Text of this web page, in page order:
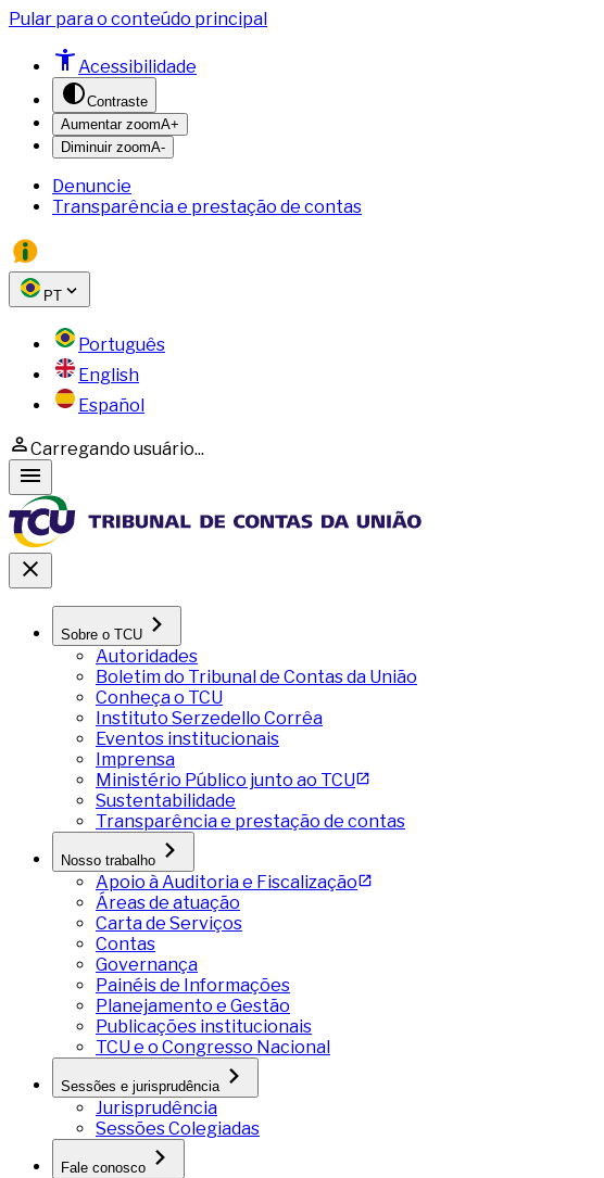
Pular para o conteúdo principal
Acessibilidade
Contraste
Aumentar zoomA+
Diminuir zoomA-
Denuncie
Transparência e prestação de contas
PT
Português
English
Español
Carregando usuário...
Sobre o TCU
Autoridades
Boletim do Tribunal de Contas da União
Conheça o TCU
Instituto Serzedello Corrêa
Eventos institucionais
Imprensa
Ministério Público junto ao TCU
Sustentabilidade
Transparência e prestação de contas
Nosso trabalho
Apoio à Auditoria e Fiscalização
Áreas de atuação
Carta de Serviços
Contas
Governança
Painéis de Informações
Planejamento e Gestão
Publicações institucionais
TCU e o Congresso Nacional
Sessões e jurisprudência
Jurisprudência
Sessões Colegiadas
Fale conosco